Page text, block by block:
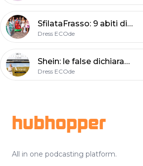
SfilataFrasso: 9 abiti di moda ecologica in passerella
Dress ECOde
Shein: le false dichiarazioni sulle fabbriche del marchio ultra-fast-fashion
Dress ECOde
hubhopper
All in one podcasting platform.